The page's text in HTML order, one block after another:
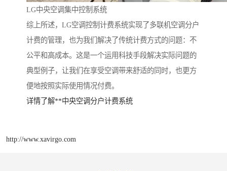
LG中央空调集中控制系统
综上所述，LG空调控制计费系统实现了多联机空调分户
计费的管理，也为我们解决了传统计费方式的问题：不
公平和高成本。这是一个运用科技手段解决实际问题的
典型例子，让我们在享受空调带来舒适的同时，也更方
便地按照实际使用情况付费。
详情了解**中央空调分户计费系统
http://www.xavirgo.com